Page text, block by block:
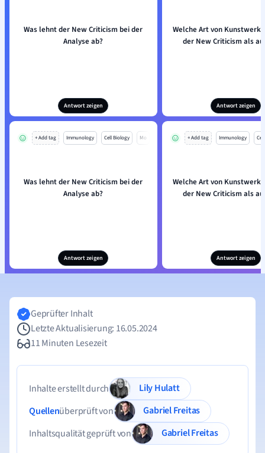
Was lehnt der New Criticism bei der
Analyse ab?
Antwort zeigen
Welche Art von Kunstwerk
der New Criticism als
Antwort zeigen
+ Add tag Immunology Cell Biology Mo
Was lehnt der New Criticism bei der
Analyse ab?
Antwort zeigen
+ Add tag Immunology
Welche Art von Kunstwerk
der New Criticism als
Antwort zeigen
Geprüfter Inhalt
Letzte Aktualisierung: 16.05.2024
11 Minuten Lesezeit
Inhalte erstellt durch
Lily Hulatt
Quellenüberprüft von
Gabriel Freitas
Inhaltsqualität geprüft von
Gabriel Freitas